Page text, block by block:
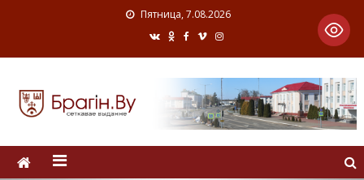
Пятница, 7.08.2026